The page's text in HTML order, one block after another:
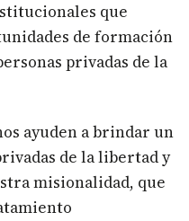
que
de formación
privadas de la
ayuden a brindar un
de la libertad y
misionalidad, que